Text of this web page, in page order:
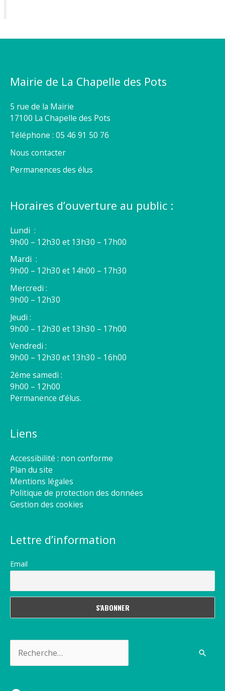
Mairie de La Chapelle des Pots
5 rue de la Mairie
17100 La Chapelle des Pots
Téléphone : 05 46 91 50 76
Nous contacter
Permanences des élus
Horaires d’ouverture au public :
Lundi :
9h00 – 12h30 et 13h30 – 17h00
Mardi :
9h00 – 12h30 et 14h00 – 17h30
Mercredi :
9h00 – 12h30
Jeudi :
9h00 – 12h30 et 13h30 – 17h00
Vendredi :
9h00 – 12h30 et 13h30 – 16h00
2éme samedi :
9h00 – 12h00
Permanence d’élus.
Liens
Accessibilité : non conforme
Plan du site
Mentions légales
Politique de protection des données
Gestion des cookies
Lettre d’information
Email